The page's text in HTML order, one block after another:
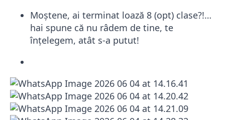
Moștene, ai terminat loază 8 (opt) clase?!…
hai spune că nu râdem de tine, te
înțelegem, atât s-a putut!